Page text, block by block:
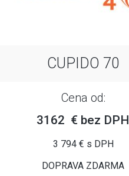
CUPIDO 70
Cena od:
3162 € bez DPH
3 794 € s DPH
DOPRAVA ZDARMA